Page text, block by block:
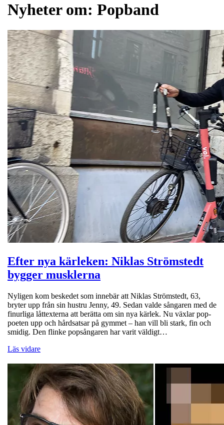
Nyheter om: Popband
Efter nya kärleken: Niklas Strömstedt
bygger musklerna
Nyligen kom beskedet som innebär att Niklas Strömstedt, 63,
bryter upp från sin hustru Jenny, 49. Sedan valde sångaren med de
finurliga låttexterna att berätta om sin nya kärlek. Nu växlar pop-
poeten upp och hårdsatsar på gymmet – han vill bli stark, fin och
smidig. Den flinke popsångaren har varit väldigt…
Läs vidare